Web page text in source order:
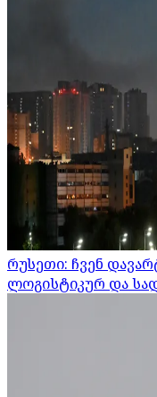
რუსეთი: ჩვენ
ლოგისტიკურ და